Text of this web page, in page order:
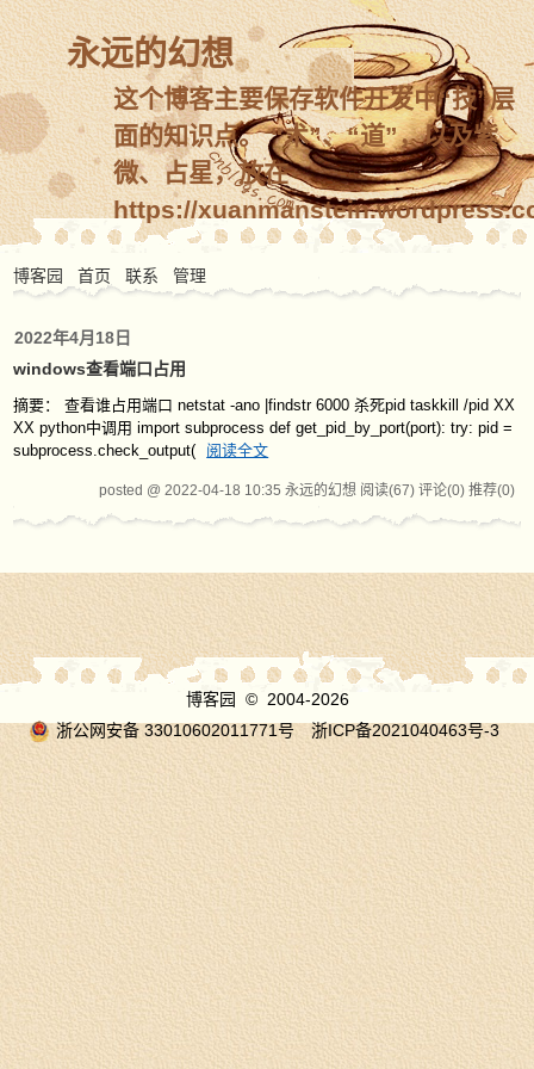
永远的幻想
这个博客主要保存软件开发中“技”层
面的知识点。 “术”、“道”，以及紫
微、占星，放在
https://
博客园 首页 联系 管理
2022年4月18日
windows查看端口占用
摘要： 查看谁占用端口 netstat -ano |findstr 6000 杀死pid taskkill /pid XX
XX python中调用 import subprocess def get_pid_by_port(port): try: pid =
subprocess.check_output(
阅读全文
posted @ 2022-04-18 10:35 永远的幻想 阅读(67) 评论(0) 推荐(0)
博客园
© 2004-2026
浙公网安备 33010602011771号
浙ICP备2021040463号-3